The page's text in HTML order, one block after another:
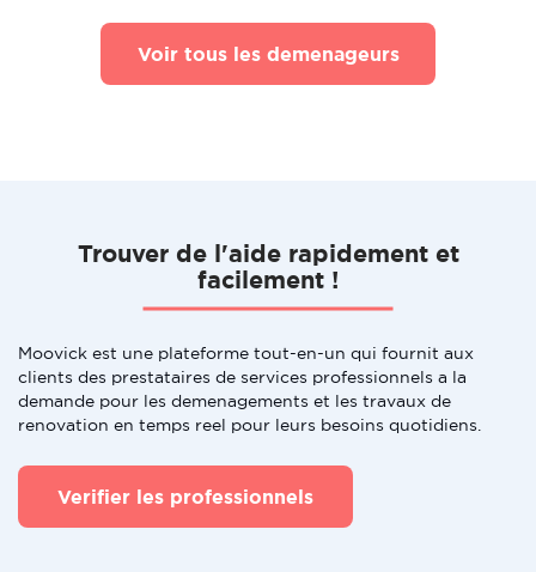
Voir tous les demenageurs
Trouver de l'aide rapidement et
facilement !
Moovick est une plateforme tout-en-un qui fournit aux
clients des prestataires de services professionnels a la
demande pour les demenagements et les travaux de
renovation en temps reel pour leurs besoins quotidiens.
Verifier les professionnels